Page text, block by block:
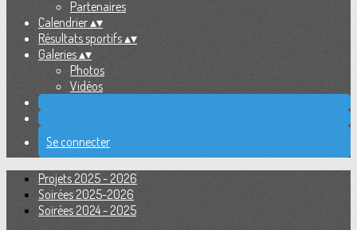
Partenaires
Calendrier▴▾
Résultats sportifs▴▾
Galeries▴▾
Photos
Vidéos
Se connecter
Projets 2025 - 2026
Soirées 2025-2026
Soirées 2024 - 2025